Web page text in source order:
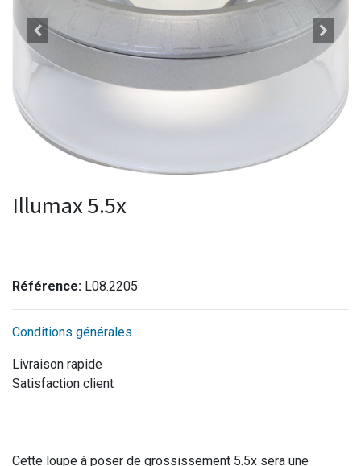
Illumax 5.5x
Référence: L08.2205
Conditions générales
Livraison rapide
Satisfaction client
Cette loupe à poser de grossissement 5.5x sera une